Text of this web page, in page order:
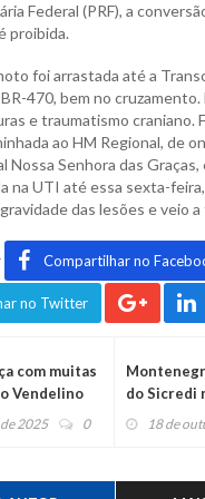
Federal (PRF), a
proibida.
foi arrastada até a
470, bem no cruzamento.
e traumatismo craniano.
ao HM Regional, de
Nossa Senhora das Graças,
na UTI até essa sexta-
das lesões e veio a
Compartilhar no
no Twitter
com muitas
Vendelino
2025 0
do Sicredi
18 de